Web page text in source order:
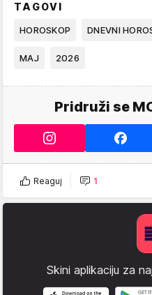
TAGOVI
HOROSKOP DNEVNI
MAJ 2026
Pridruži se
Reaguj 1
Skini aplikaciju za